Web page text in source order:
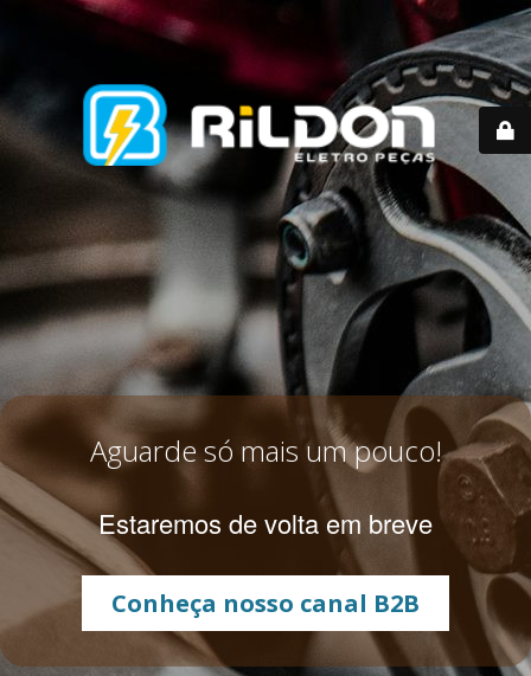
Aguarde só mais um pouco!
Estaremos de volta em breve
Conheça nosso canal B2B